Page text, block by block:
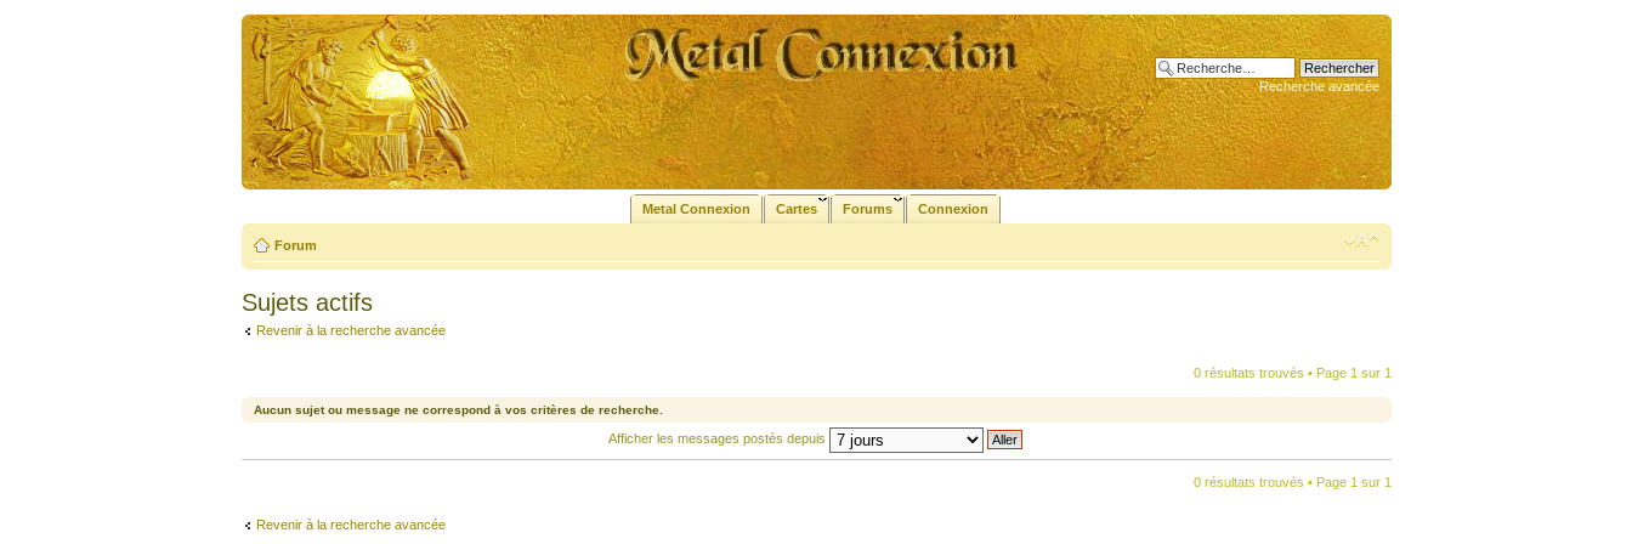
Recherche avancée
Metal Connexion Cartes Forums Connexion
Forum
Sujets actifs
Revenir à la recherche avancée
0 résultats trouvés • Page 1 sur 1
Aucun sujet ou message ne correspond à vos critères de recherche.
Afficher les messages postés depuis
0 résultats trouvés • Page 1 sur 1
Revenir à la recherche avancée